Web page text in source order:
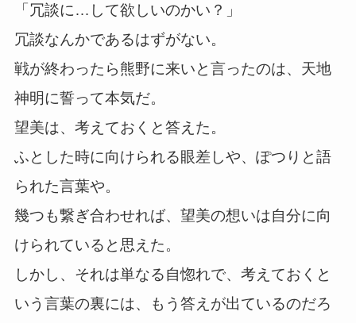
「冗談に…して欲しいのかい？」
冗談なんかであるはずがない。
戦が終わったら熊野に来いと言ったのは、天地
神明に誓って本気だ。
望美は、考えておくと答えた。
ふとした時に向けられる眼差しや、ぽつりと語
られた言葉や。
幾つも繋ぎ合わせれば、望美の想いは自分に向
けられていると思えた。
しかし、それは単なる自惚れで、考えておくと
いう言葉の裏には、もう答えが出ているのだろ